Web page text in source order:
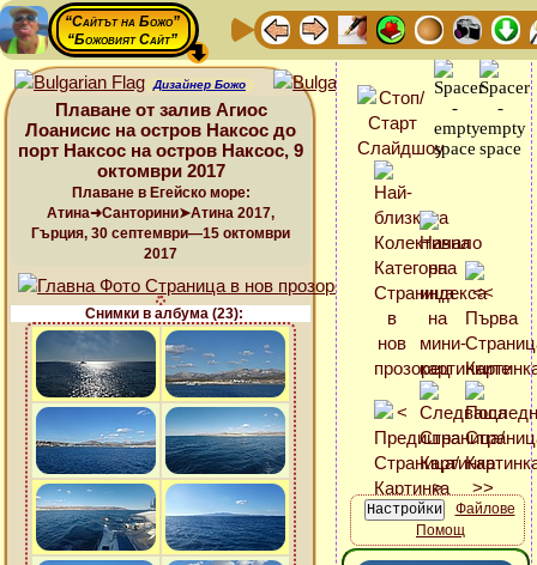
“Сайтът на Божо”
“Божовият Сайт”
Дизайнер Божо
Плаване от залив Агиос
Лоанисис на остров Наксос до
порт Наксос на остров Наксос, 9
октомври 2017
Плаване в Егейско море:
Атина➜Санторини➤Атина 2017,
Гърция, 30 септември—15 октомври
2017
Снимки в албума (23):
Файлове
Помощ